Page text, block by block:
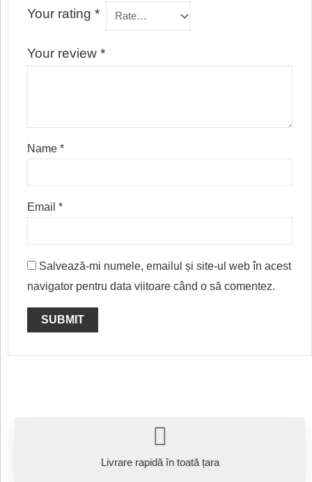
Your rating *
Your review *
Name *
Email *
Salvează-mi numele, emailul și site-ul web în acest
navigator pentru data viitoare când o să comentez.
Livrare rapidă în toată țara